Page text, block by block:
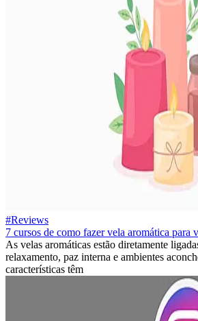
#Reviews
7 cursos de como fazer vela aromática para
As velas aromáticas estão diretamente
relaxamento, paz interna e ambientes
características têm